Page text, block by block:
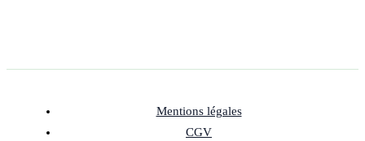
Mentions légales
CGV